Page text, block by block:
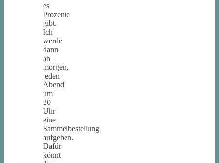
es
Prozente
gibt.
Ich
werde
dann
ab
morgen,
jeden
Abend
um
20
Uhr
eine
Sammelbestellung
aufgeben.
Dafür
könnt